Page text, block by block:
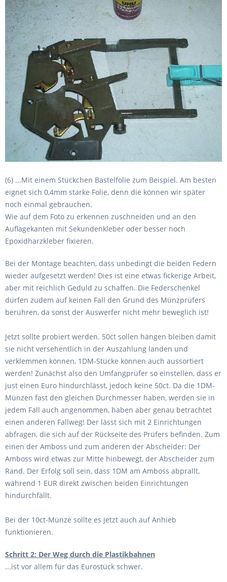
(6) ...Mit einem Stückchen Bastelfolie zum Beispiel. Am besten
eignet sich 0,4mm starke Folie, denn die können wir später
noch einmal gebrauchen.
Wie auf dem Foto zu erkennen zuschneiden und an den
Auflagekanten mit Sekundenkleber oder besser noch
Epoxidharzkleber fixieren.
Bei der Montage beachten, dass unbedingt die beiden Federn
wieder aufgesetzt werden! Dies ist eine etwas fickerige Arbeit,
aber mit reichlich Geduld zu schaffen. Die Federschenkel
dürfen zudem auf keinen Fall den Grund des Münzprüfers
berühren, da sonst der Auswerfer nicht mehr beweglich ist!
Jetzt sollte probiert werden. 50ct sollen hängen bleiben damit
sie nicht versehentlich in der Auszahlung landen und
verklemmen können, 1DM-Stücke können auch aussortiert
werden! Zunächst also den Umfangprüfer so einstellen, dass er
just einen Euro hindurchlässt, jedoch keine 50ct. Da die 1DM-
Münzen fast den gleichen Durchmesser haben, werden sie in
jedem Fall auch angenommen, haben aber genau betrachtet
einen anderen Fallweg! Der lässt sich mit 2 Einrichtungen
abfragen, die sich auf der Rückseite des Prüfers befinden. Zum
einen der Amboss und zum anderen der Abscheider: Der
Amboss wird etwas zur Mitte hinbewegt, der Abscheider zum
Rand. Der Erfolg soll sein, dass 1DM am Amboss abprallt,
während 1 EUR direkt zwischen beiden Einrichtungen
hindurchfällt.
Bei der 10ct-Münze sollte es jetzt auch auf Anhieb
funktionieren.
Schritt 2: Der Weg durch die Plastikbahnen
...ist vor allem für das Eurostück schwer.